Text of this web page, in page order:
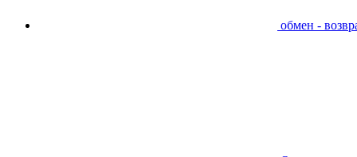
обмен -